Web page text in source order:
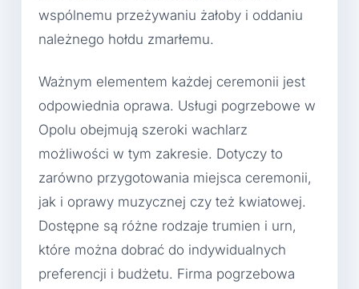
wspólnemu przeżywaniu żałoby i oddaniu
należnego hołdu zmarłemu.
Ważnym elementem każdej ceremonii jest
odpowiednia oprawa. Usługi pogrzebowe w
Opolu obejmują szeroki wachlarz
możliwości w tym zakresie. Dotyczy to
zarówno przygotowania miejsca ceremonii,
jak i oprawy muzycznej czy też kwiatowej.
Dostępne są różne rodzaje trumien i urn,
które można dobrać do indywidualnych
preferencji i budżetu. Firma pogrzebowa